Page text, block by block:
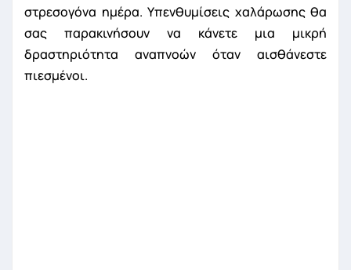
στρεσογόνα ημέρα. Υπενθυμίσεις χαλάρωσης θα
σας παρακινήσουν να κάνετε μια μικρή
δραστηριότητα αναπνοών όταν αισθάνεστε
πιεσμένοι.